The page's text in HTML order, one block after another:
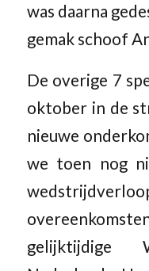
was daarna
gemak schoof
De overige 7
oktober in de
nieuwe
we toen nog
gelijktijdige